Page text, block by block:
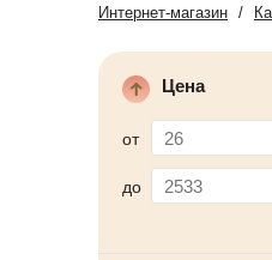
Игрушки
Детский транспорт
творчества
Детские
Товари для
Аксессуары для
Детские украшения
Детская косметика
Интернет-магазин /
Цена
от
до